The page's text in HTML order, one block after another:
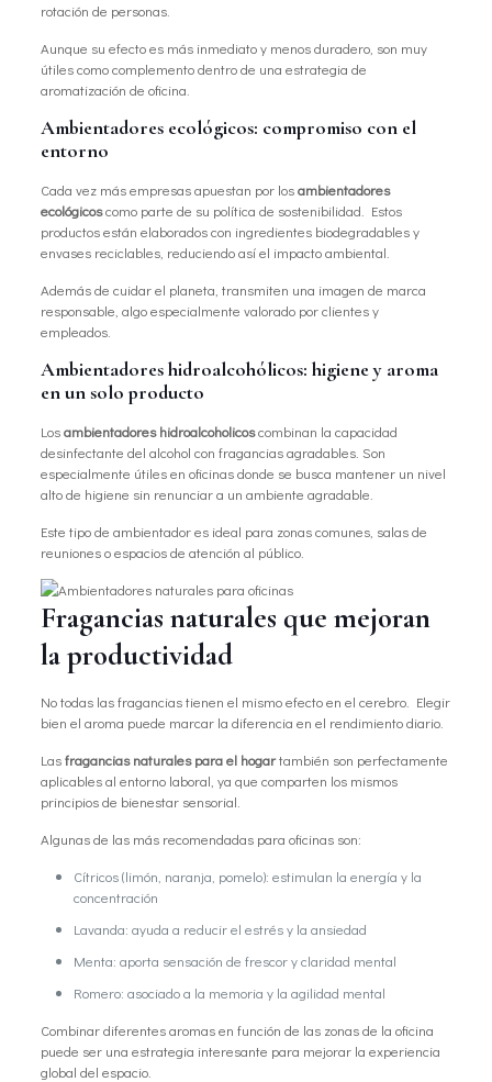
rotación de personas.
Aunque su efecto es más inmediato y menos duradero, son muy
útiles como complemento dentro de una estrategia de
aromatización de oficina.
Ambientadores ecológicos: compromiso con el
entorno
Cada vez más empresas apuestan por losambientadores
ecológicoscomo parte de su política de sostenibilidad. Estos
productos están elaborados con ingredientes biodegradables y
envases reciclables, reduciendo así el impacto ambiental.
Además de cuidar el planeta, transmiten una imagen de marca
responsable, algo especialmente valorado por clientes y
empleados.
Ambientadores hidroalcohólicos: higiene y aroma
en un solo producto
Losambientadores hidroalcoholicoscombinan la capacidad
desinfectante del alcohol con fragancias agradables. Son
especialmente útiles en oficinas donde se busca mantener un nivel
alto de higiene sin renunciar a un ambiente agradable.
Este tipo de ambientador es ideal para zonas comunes, salas de
reuniones o espacios de atención al público.
Fragancias naturales que mejoran
la productividad
No todas las fragancias tienen el mismo efecto en el cerebro. Elegir
bien el aroma puede marcar la diferencia en el rendimiento diario.
Lasfragancias naturales para el hogartambién son perfectamente
aplicables al entorno laboral, ya que comparten los mismos
principios de bienestar sensorial.
Algunas de las más recomendadas para oficinas son:
Cítricos (limón, naranja, pomelo): estimulan la energía y la
concentración
Lavanda: ayuda a reducir el estrés y la ansiedad
Menta: aporta sensación de frescor y claridad mental
Romero: asociado a la memoria y la agilidad mental
Combinar diferentes aromas en función de las zonas de la oficina
puede ser una estrategia interesante para mejorar la experiencia
global del espacio.